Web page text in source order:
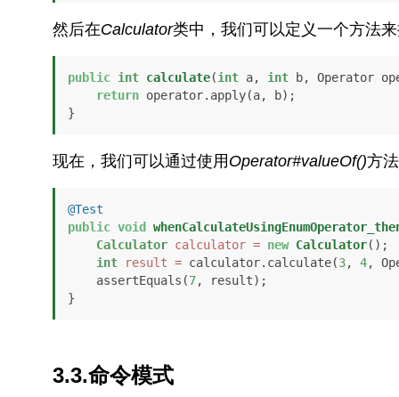
然后在Calculator类中，我们可以定义一个方法
public int calculate(int a, int b, Operator
return operator.apply(a, b);
}
现在，我们可以通过使用 Operator#valueOf()方
@Test
public void
Calculator calculator = new Calculator();
int
result = calculator.calculate(3, 4,
    assertEquals(
7, result);
}
3.3.命令模式